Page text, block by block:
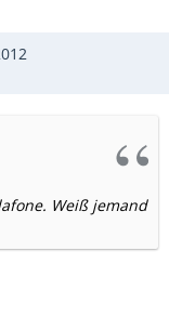
Weiß jemand